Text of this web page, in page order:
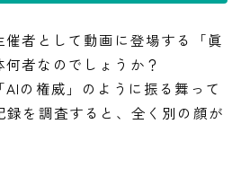
催者として動画に登場する「眞
者なのでしょうか？
AIの権威」のように振る舞って
録を調査すると、全く別の顔が